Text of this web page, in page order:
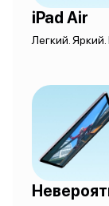
iPad Air
Легкий.